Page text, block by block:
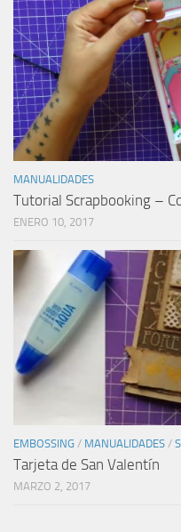
MANUALIDADES
Tutorial Scrapbooking –
ENERO 10, 2017
EMBOSSING / MANUALIDADES /
Tarjeta de San Valentín
MARZO 2, 2017